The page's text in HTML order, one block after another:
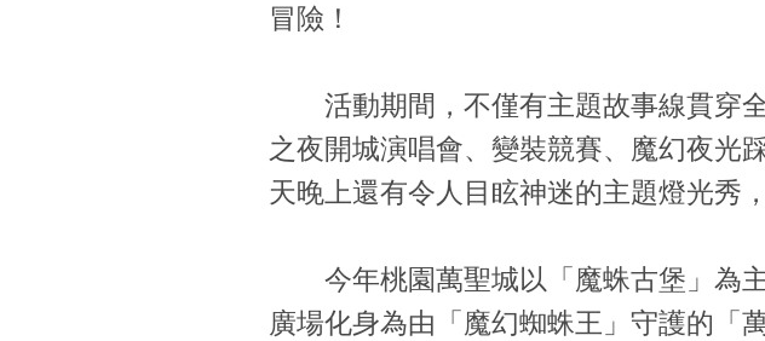
冒險！
活動期間，不僅有主題故事線貫穿全
之夜開城演唱會、變裝競賽、魔幻夜光
天晚上還有令人目眩神迷的主題燈光秀
今年桃園萬聖城以「魔蛛古堡」為主
廣場化身為由「魔幻蜘蛛王」守護的「